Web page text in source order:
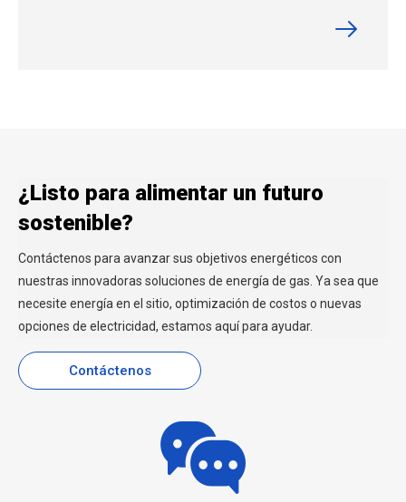
¿Listo para alimentar un futuro
sostenible?
Contáctenos para avanzar sus objetivos energéticos con
nuestras innovadoras soluciones de energía de gas. Ya sea que
necesite energía en el sitio, optimización de costos o nuevas
opciones de electricidad, estamos aquí para ayudar.
Contáctenos